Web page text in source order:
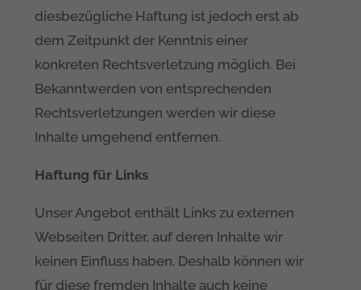
diesbezügliche Haftung ist jedoch erst ab
dem Zeitpunkt der Kenntnis einer
konkreten Rechtsverletzung möglich. Bei
Bekanntwerden von entsprechenden
Rechtsverletzungen werden wir diese
Inhalte umgehend entfernen.
Haftung für Links
Unser Angebot enthält Links zu externen
Webseiten Dritter, auf deren Inhalte wir
keinen Einfluss haben. Deshalb können wir
für diese fremden Inhalte auch keine